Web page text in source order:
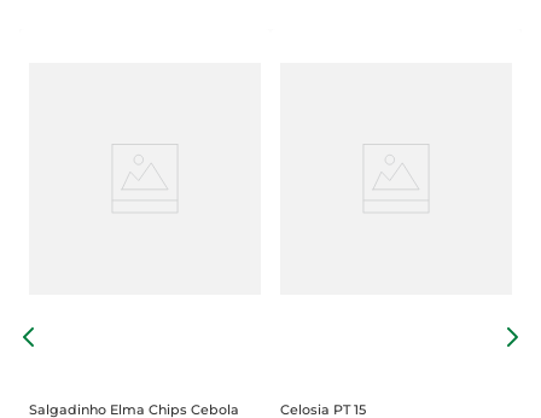
Salgadinho Elma Chips Cebola
Celosia PT 15